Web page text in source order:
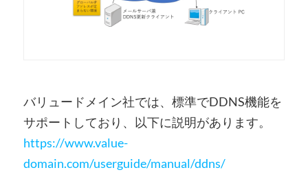
バリュードメイン社では、標準でDDNS機能を
サポートしており、以下に説明があります。
https://www.value-
domain.com/userguide/manual/ddns/